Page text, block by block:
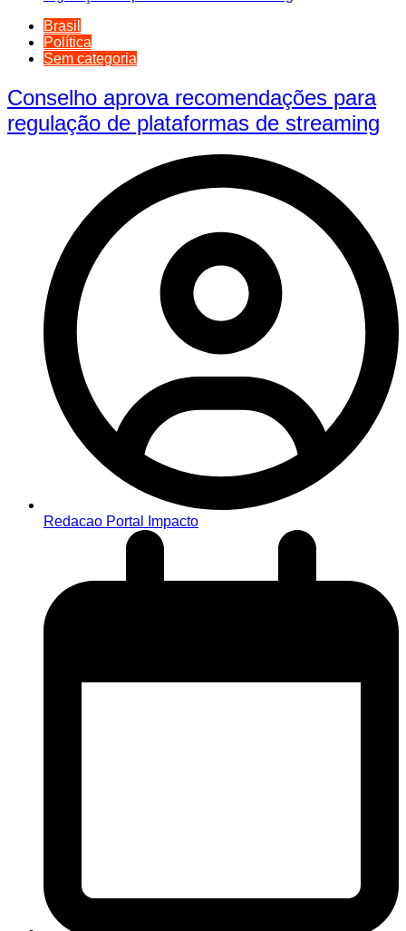
Brasil
Política
Sem categoria
Conselho aprova recomendações para
regulação de plataformas de streaming
Redacao Portal Impacto